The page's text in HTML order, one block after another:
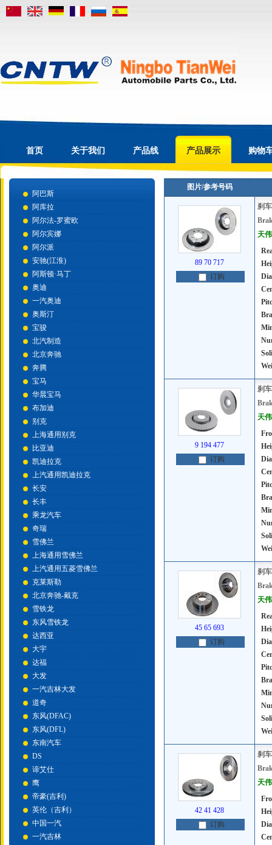
首页 关于我们 产品线 产品展示 购物
图片/参考号码
订购
89 70 717
刹
天
订购
9 194 477
刹
天
订购
45 65 693
刹
天
订购
42 41 428
刹
天
阿巴斯
阿库拉
阿尔法-罗蜜欧
阿尔宾娜
阿尔派
安驰(江淮)
阿斯顿·马丁
奥迪
一汽奥迪
奥斯汀
宝骏
北汽制造
北京奔驰
奔腾
宝马
华晨宝马
布加迪
别克
上海通用别克
比亚迪
凯迪拉克
上汽通用凯迪拉克
长安
长丰
乘龙汽车
奇瑞
雪佛兰
上海通用雪佛兰
上汽通用五菱雪佛兰
克莱斯勒
北京奔驰-戴克
雪铁龙
东风雪铁龙
达西亚
大宇
达福
大发
一汽吉林大发
道奇
东风(DFAC)
东风(DFL)
东南汽车
DS
谛艾仕
鹰
帝豪(吉利)
英伦（吉利）
中国一汽
一汽吉林